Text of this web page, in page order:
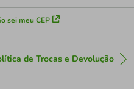
sei meu CEP
de Trocas e Devolução